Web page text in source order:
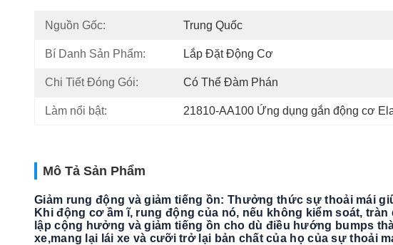
Nguồn Gốc: Trung Quốc
Bí Danh Sản Phẩm: Lắp Đặt Động Cơ
Chi Tiết Đóng Gói: Có Thể Đàm Phán
Làm nổi bật: 21810-AA100 Ứng dụng gắn động cơ
Mô Tả Sản Phẩm
Giảm rung động và giảm tiếng ồn: Thưởng thức sự thoải mái
Khi động cơ ầm ĩ, rung động của nó, nếu không kiểm soát,
lập cộng hưởng và giảm tiếng ồn cho dù điều hướng bumps
xe,mang lại lái xe và cưỡi trở lại bản chất của họ của sự thoải